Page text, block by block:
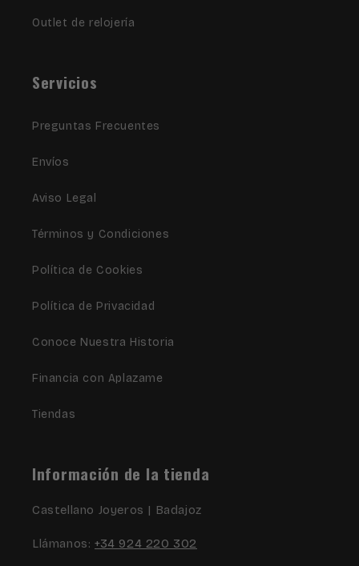
Outlet de relojería
Servicios
Preguntas Frecuentes
Envíos
Aviso Legal
Términos y Condiciones
Política de Cookies
Política de Privacidad
Conoce Nuestra Historia
Financia con Aplazame
Tiendas
Información de la tienda
Castellano Joyeros | Badajoz
Llámanos: +34 924 220 302